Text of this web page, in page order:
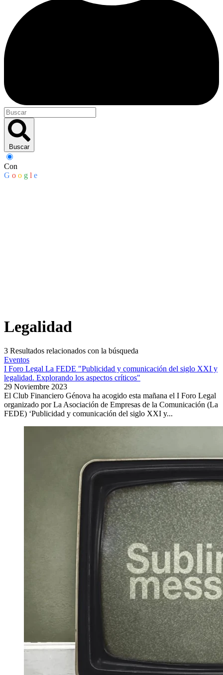
Buscar
Con
G o o g l e
Legalidad
3 Resultados relacionados con la búsqueda
Eventos
I Foro Legal La FEDE "Publicidad y comunicación del siglo XXI y
legalidad. Explorando los aspectos críticos"
29 Noviembre 2023
El Club Financiero Génova ha acogido esta mañana el I Foro Legal
organizado por La Asociación de Empresas de la Comunicación (La
FEDE) ‘Publicidad y comunicación del siglo XXI y...